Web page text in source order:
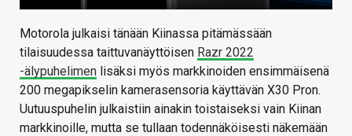
Motorola julkaisi tänään Kiinassa pitämässään
tilaisuudessa taittuvanäyttöisen Razr 2022
-älypuhelimen lisäksi myös markkinoiden ensimmäisenä
200 megapikselin kamerasensoria käyttävän X30 Pron.
Uutuuspuhelin julkaistiin ainakin toistaiseksi vain Kiinan
markkinoille, mutta se tullaan todennäköisesti näkemään